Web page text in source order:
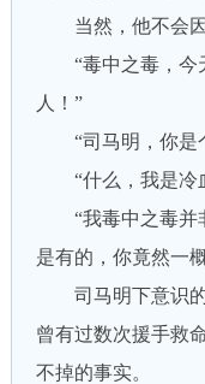
当然，他不会因
“毒中之毒，今
人！”
“司马明，你是
“什么，我是冷
“我毒中之毒并
是有的，你竟然一
司马明下意识的
曾有过数次援手救
不掉的事实。